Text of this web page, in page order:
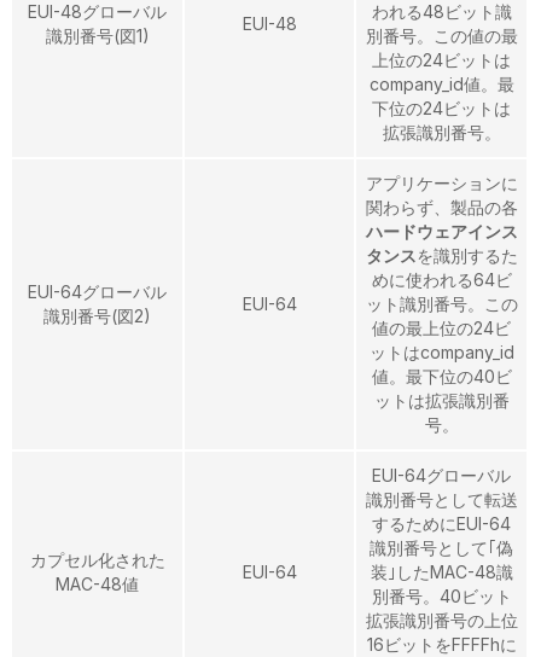
EUI-48グローバル
識別番号(図1)
EUI-48
われる48ビット識
別番号。この値の最
上位の24ビットは
company_id値。最
下位の24ビットは
拡張識別番号。
EUI-64グローバル
識別番号(図2)
EUI-64
アプリケーションに
関わらず、製品の各
ハードウェアインス
タンスを識別するた
めに使われる64ビ
ット識別番号。この
値の最上位の24ビ
ットはcompany_id
値。最下位の40ビ
ットは拡張識別番
号。
カプセル化された
MAC-48値
EUI-64
EUI-64グローバル
識別番号として転送
するためにEUI-64
識別番号として｢偽
装｣したMAC-48識
別番号。40ビット
拡張識別番号の上位
16ビットをFFFFhに